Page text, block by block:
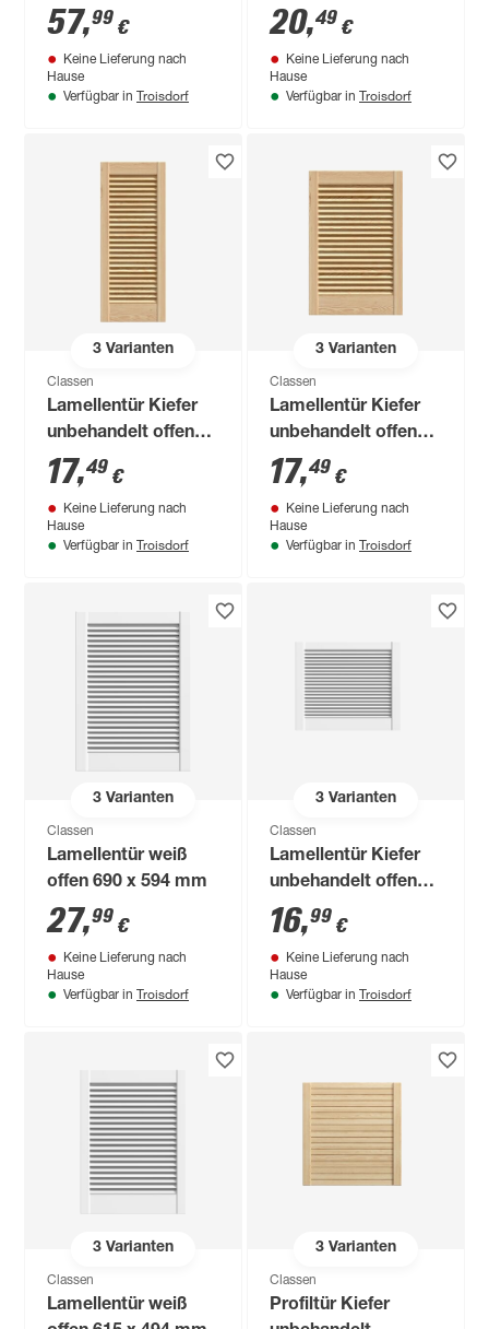
57,99 €
Keine Lieferung nach
Hause
Verfügbar in Troisdorf
geschlossen 766 x
494 mm
20,49 €
Keine Lieferung nach
Hause
Verfügbar in Troisdorf
3Varianten
Classen
Lamellentür Kiefer
unbehandelt offen
690 x 394 mm
17,49 €
Keine Lieferung nach
Hause
Verfügbar in Troisdorf
3Varianten
Classen
Lamellentür Kiefer
unbehandelt offen
615 x 494 mm
17,49 €
Keine Lieferung nach
Hause
Verfügbar in Troisdorf
3Varianten
Classen
Lamellentür weiß
offen 690 x 594 mm
27,99 €
Keine Lieferung nach
Hause
Verfügbar in Troisdorf
3Varianten
Classen
Lamellentür Kiefer
unbehandelt offen
395 x 494 mm
16,99 €
Keine Lieferung nach
Hause
Verfügbar in Troisdorf
3Varianten
Classen
Lamellentür weiß
3Varianten
Classen
Profiltür Kiefer